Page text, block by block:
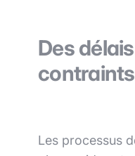
Des
contraints
Les processus